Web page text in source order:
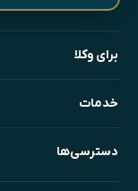
برای وکلا
خدمات
دسترسی‌ها